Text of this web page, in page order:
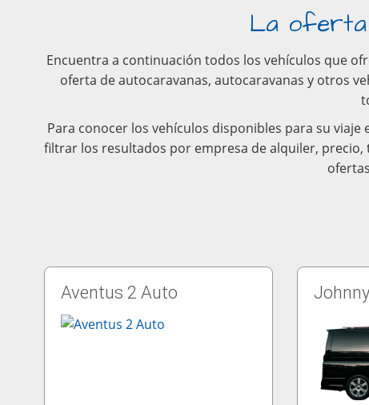
La oferta
Encuentra a continuación todos los vehículos que
oferta de autocaravanas, autocaravanas y otros
Para conocer los vehículos disponibles para su
filtrar los resultados por empresa de alquiler,
Aventus 2 Auto